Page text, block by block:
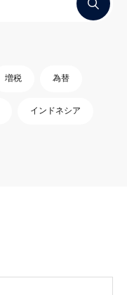
増税 為替
インドネシア